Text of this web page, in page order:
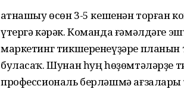
Ҡатнашыу өсөн 3-5 кешенән торған
үтергә кәрәк. Команда ғәмәлдәге
маркетинг тикшеренеүҙәре
буласаҡ. Шунан һуң һөҙөмтәләрҙе
профессиональ берләшмә